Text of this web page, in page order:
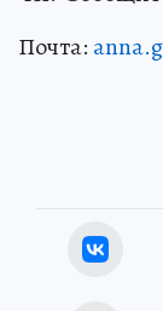
Почта: